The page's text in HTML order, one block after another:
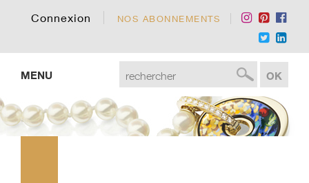
Connexion NOS ABONNEMENTS
MENU